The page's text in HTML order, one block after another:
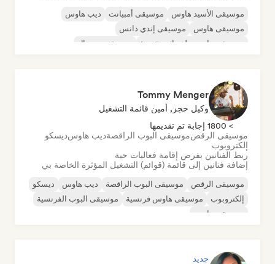
موسيقى الأسيد هاوس موسيقى أمبيانت
ديب هاوس
موسيقى هاوس
موسيقى إندي دانس
موسيقى هاوس ملوديك وتقدمية
موسيقى مينيمال
Tommy Menger
وكيل حجز, أمين قائمة التشغيل
> 1800 إجابة تم تقديمها
موسيقى الرقصموسيقى البوب الراقصةديب هاوسديسكو
إلكتروبوب
ربط الفنانين بفرص إقامة فعاليات حية
إضافة فنانين إلى قائمة (قوائم) التشغيل المؤثرة الخاصة بي
موسيقى الرقص موسيقى البوب الراقصة ديب هاوس
ديسكو
إلكتروبوب
موسيقى هاوس فرنسية
موسيقى البوب الفرنسية
موسيقى هاوس
جديد